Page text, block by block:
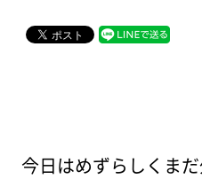
今日はめずらしくま